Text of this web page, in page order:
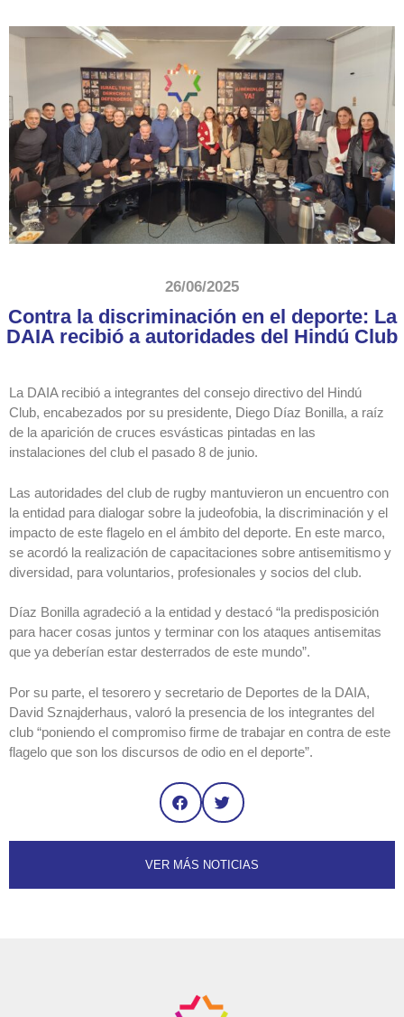
26/06/2025
Contra la discriminación en el deporte: La
DAIA recibió a autoridades del Hindú Club
La DAIA recibió a integrantes del consejo directivo del Hindú
Club, encabezados por su presidente, Diego Díaz Bonilla, a raíz
de la aparición de cruces esvásticas pintadas en las
instalaciones del club el pasado 8 de junio.
Las autoridades del club de rugby mantuvieron un encuentro con
la entidad para dialogar sobre la judeofobia, la discriminación y el
impacto de este flagelo en el ámbito del deporte. En este marco,
se acordó la realización de capacitaciones sobre antisemitismo y
diversidad, para voluntarios, profesionales y socios del club.
Díaz Bonilla agradeció a la entidad y destacó “la predisposición
para hacer cosas juntos y terminar con los ataques antisemitas
que ya deberían estar desterrados de este mundo”.
Por su parte, el tesorero y secretario de Deportes de la DAIA,
David Sznajderhaus, valoró la presencia de los integrantes del
club “poniendo el compromiso firme de trabajar en contra de este
flagelo que son los discursos de odio en el deporte”.
VER MÁS NOTICIAS